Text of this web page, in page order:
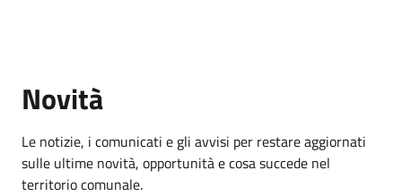
Novità
Le notizie, i comunicati e gli avvisi per restare aggiornati
sulle ultime novità, opportunità e cosa succede nel
territorio comunale.